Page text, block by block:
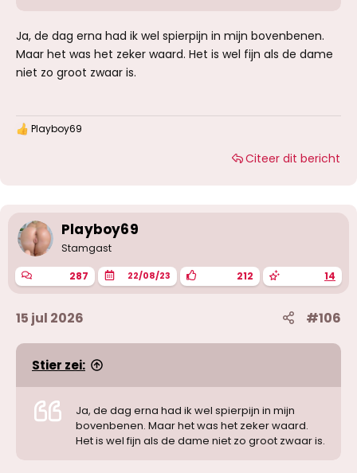
Ja, de dag erna had ik wel spierpijn in mijn bovenbenen.
Maar het was het zeker waard. Het is wel fijn als de dame
niet zo groot zwaar is.
W
n
g
n
:
Playboy69
Citeer dit bericht
Playboy69
Stamgast
287 22/08/23 212 14
15 jul 2026 #106
Stier zei:
Ja, de dag erna had ik wel spierpijn in mijn
bovenbenen. Maar het was het zeker waard.
Het is wel fijn als de dame niet zo groot zwaar is.